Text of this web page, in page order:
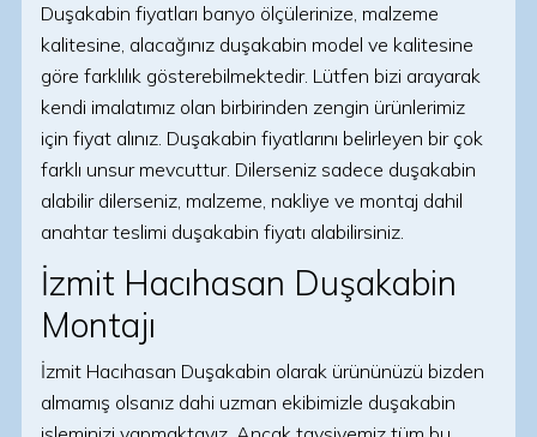
Duşakabin fiyatları banyo ölçülerinize, malzeme
kalitesine, alacağınız duşakabin model ve kalitesine
göre farklılık gösterebilmektedir. Lütfen bizi arayarak
kendi imalatımız olan birbirinden zengin ürünlerimiz
için fiyat alınız. Duşakabin fiyatlarını belirleyen bir çok
farklı unsur mevcuttur. Dilerseniz sadece duşakabin
alabilir dilerseniz, malzeme, nakliye ve montaj dahil
anahtar teslimi duşakabin fiyatı alabilirsiniz.
İzmit Hacıhasan Duşakabin
Montajı
İzmit Hacıhasan Duşakabin olarak ürününüzü bizden
almamış olsanız dahi uzman ekibimizle duşakabin